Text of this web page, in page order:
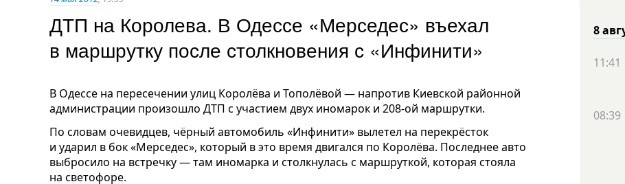
ДТП на Королева. В Одессе «Мерседес» въехал
в маршрутку после столкновения с «Инфинити»
В Одессе на пересечении улиц Королёва и Тополёвой — напротив Киевской районной
администрации произошло ДТП с участием двух иномарок и 208-ой маршрутки.
По словам очевидцев, чёрный автомобиль «Инфинити» вылетел на перекрёсток
и ударил в бок «Мерседес», который в это время двигался по Королёва. Последнее авто
выбросило на встречку — там иномарка и столкнулась с маршруткой, которая стояла
на светофоре.
8
11:41
08:39